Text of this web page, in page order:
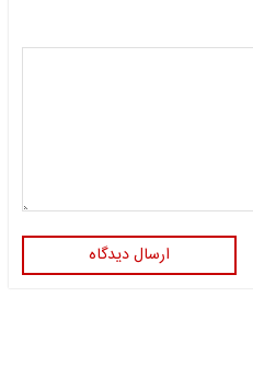
ارسال دیدگاه